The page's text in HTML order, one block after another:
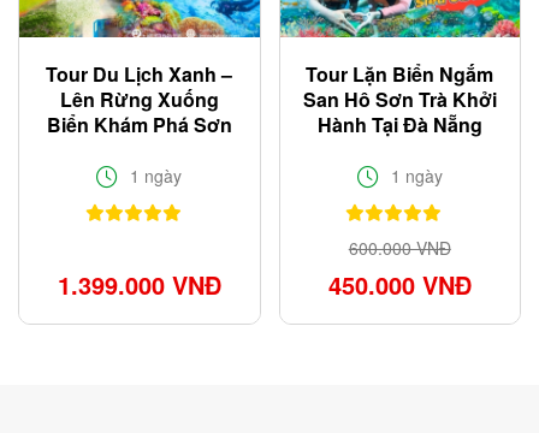
Tour Du Lịch Xanh –
Lên Rừng Xuống
Biển Khám Phá Sơn
1 ngày
1.399.000 VNĐ
Tour Lặn Biển Ngắm
San Hô Sơn Trà Khởi
Hành Tại Đà Nẵng
1 ngày
600.000 VNĐ
450.000 VNĐ